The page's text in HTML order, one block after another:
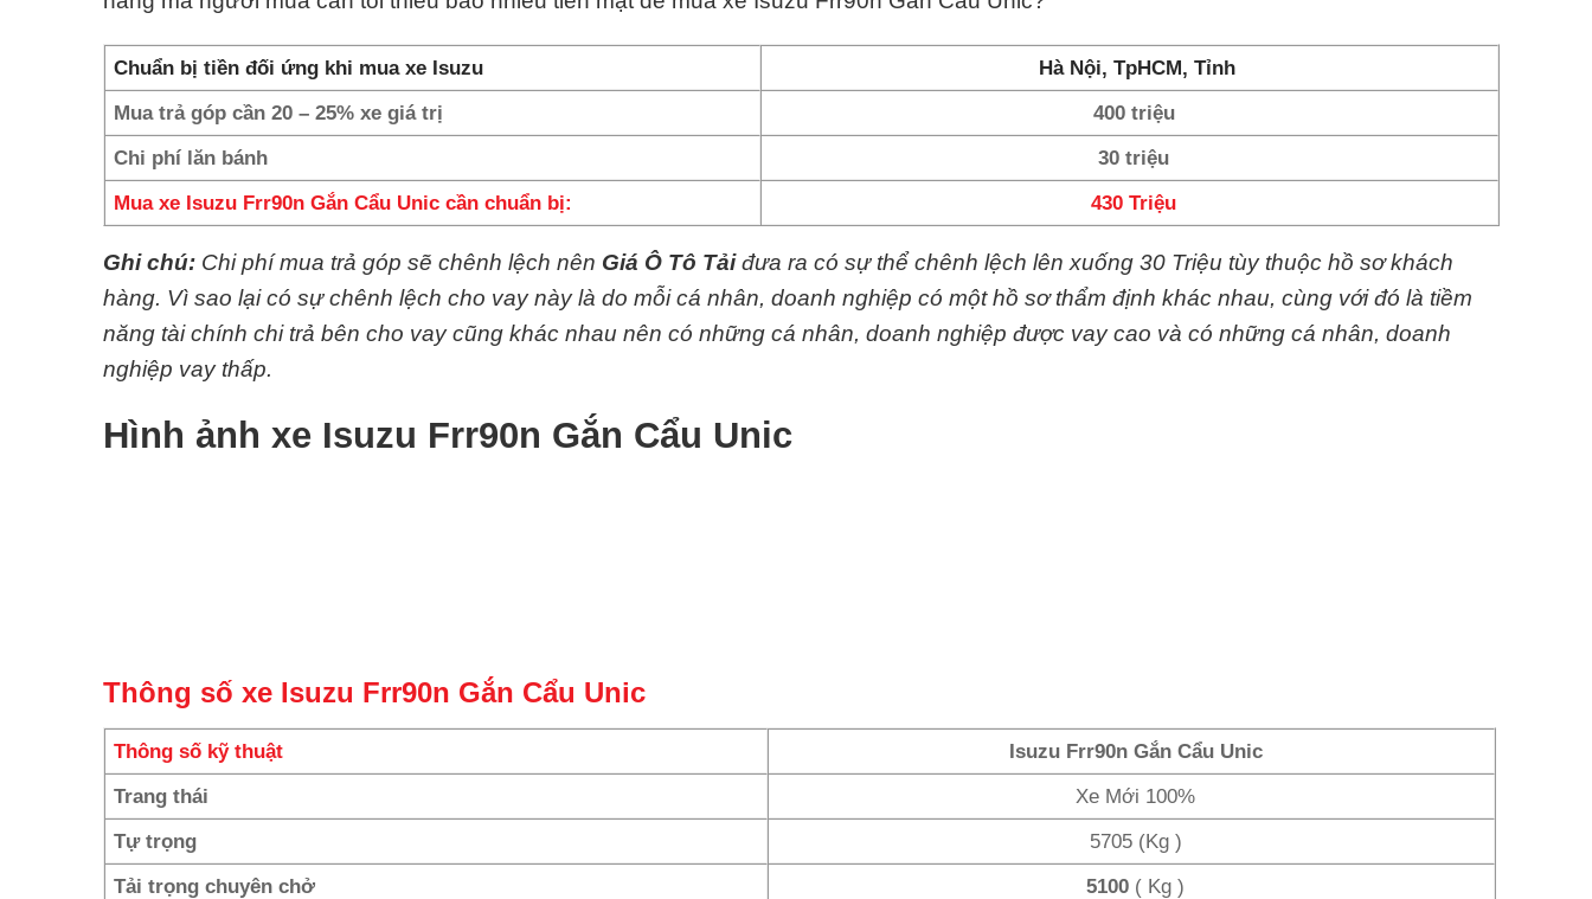
Chuẩn bị tiền đối ứng khi mua xe Isuzu
Hà Nội, TpHCM, Tỉnh
Mua trả góp cần 20 – 25% xe giá trị
400 triệu
Chi phí lăn bánh
30 triệu
Mua xe Isuzu Frr90n Gắn Cẩu Unic cần chuẩn bị:
430 Triệu
Ghi chú: Chi phí mua trả góp sẽ chênh lệch nên Giá Ô Tô Tảiđưa ra có sự thể chênh lệch lên xuống 30 Triệu tùy thuộc hồ sơ khách
hàng. Vì sao lại có sự chênh lệch cho vay này là do mỗi cá nhân, doanh nghiệp có một hồ sơ thẩm định khác nhau, cùng với đó là tiềm
năng tài chính chi trả bên cho vay cũng khác nhau nên có những cá nhân, doanh nghiệp được vay cao và có những cá nhân, doanh
nghiệp vay thấp.
Hình ảnh xe Isuzu Frr90n Gắn Cẩu Unic
Thông số xe Isuzu Frr90n Gắn Cẩu Unic
Thông số kỹ thuật
Isuzu Frr90n Gắn Cẩu Unic
Trang thái
Xe Mới 100%
Tự trọng
5705 (Kg )
Tải trọng chuyên chở
5100 ( Kg )